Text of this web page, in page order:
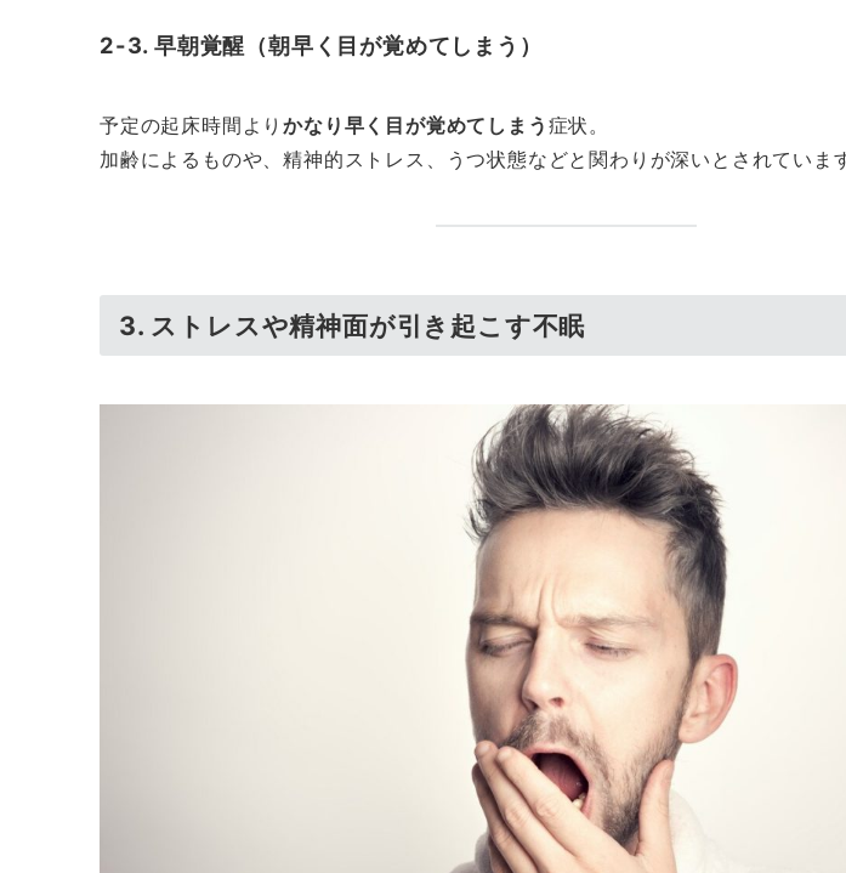
2-3. 早朝覚醒（朝早く目が覚めてしまう）
予定の起床時間よりかなり早く目が覚めてしまう 症状。
加齢によるものや、精神的ストレス、うつ状態などと関わりが深いとされていま
3. ストレスや精神面が引き起こす不眠